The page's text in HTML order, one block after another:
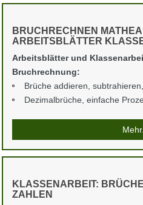
BRUCHRECHNEN
ARBEITSBLÄTTER
Arbeitsblätter und
Bruchrechnung:
Brüche addieren,
Dezimalbrüche, einfache
KLASSENARBEIT:
ZAHLEN